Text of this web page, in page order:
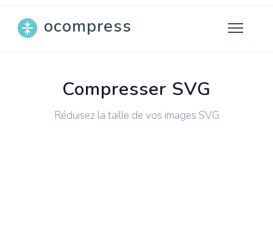
ocompress
Compresser SVG
Réduisez la taille de vos images SVG